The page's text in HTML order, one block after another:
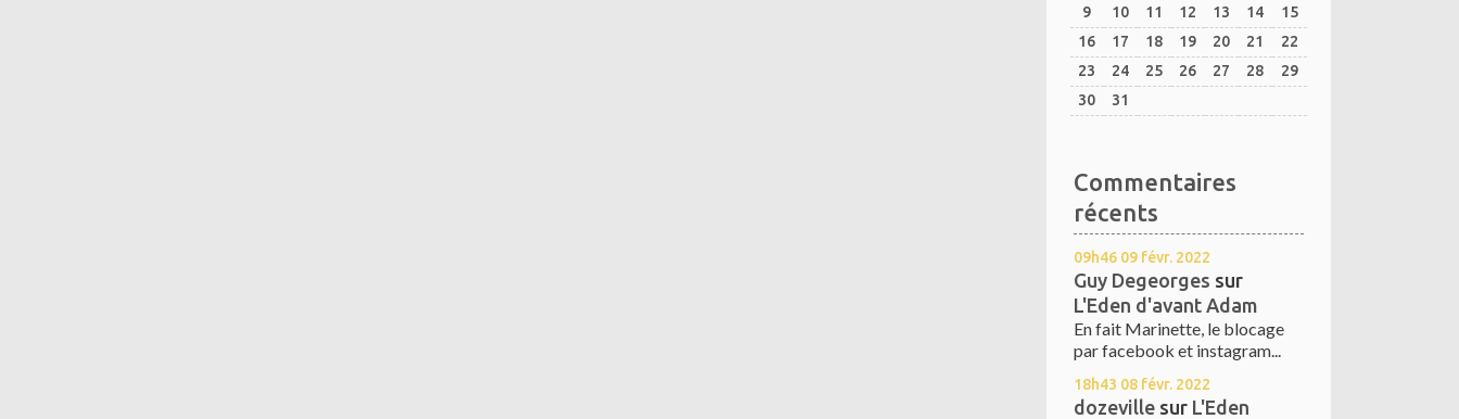
9
10 11 12 13 14
15
16
17 18 19 20 21
22
23
24 25 26 27 28
29
30
31
Commentaires
récents
09h46 09 févr. 2022
Guy Degeorges sur
L'Eden d'avant Adam
En fait Marinette, le blocage
par facebook et instagram...
18h43 08 févr. 2022
dozeville sur L'Eden